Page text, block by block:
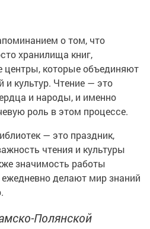
о том, что
хранилища книг,
центры, которые объединяют
культур. Чтение — это
и народы, и именно
роль в этом процессе.
— это праздник,
чтения и культуры
значимость работы
делают мир знаний
Полянской